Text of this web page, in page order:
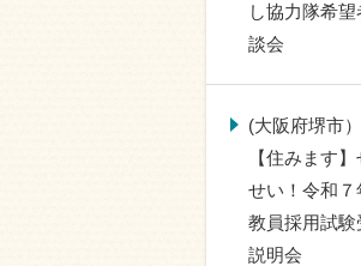
し協力隊希望
談会
(大阪府堺市
【住みます
せい！令和７
教員採用試験
説明会